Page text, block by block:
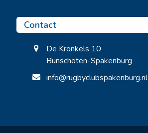
Contact
De Kronkels 10
Bunschoten-Spakenburg
info@rugbyclubspakenburg.nl